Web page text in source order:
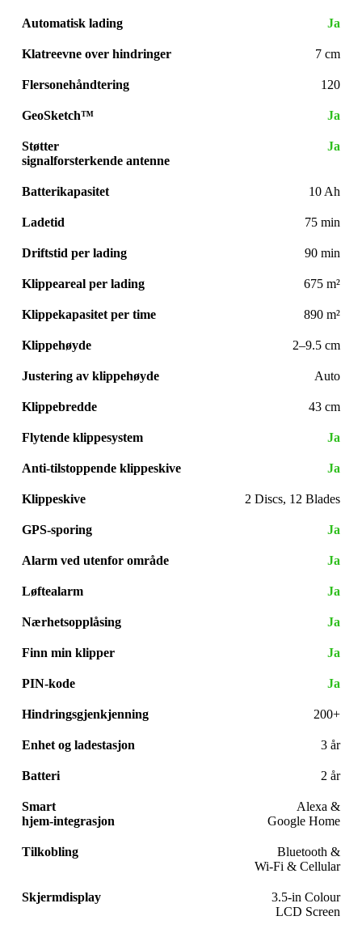
Automatisk lading Ja
Klatreevne over hindringer 7 cm
Flersonehåndtering 120
GeoSketch™ Ja
Støtter
signalforsterkende antenne
Ja
Batterikapasitet 10 Ah
Ladetid 75 min
Driftstid per lading 90 min
Klippeareal per lading 675 m²
Klippekapasitet per time 890 m²
Klippehøyde 2–9.5 cm
Justering av klippehøyde Auto
Klippebredde 43 cm
Flytende klippesystem Ja
Anti-tilstoppende klippeskive Ja
Klippeskive 2 Discs, 12 Blades
GPS-sporing Ja
Alarm ved utenfor område Ja
Løftealarm Ja
Nærhetsopplåsing Ja
Finn min klipper Ja
PIN-kode Ja
Hindringsgjenkjenning 200+
Enhet og ladestasjon 3 år
Batteri 2 år
Smart
hjem-integrasjon
Alexa &
Google Home
Tilkobling
Bluetooth &
Wi-Fi & Cellular
Skjermdisplay
3.5-in Colour
LCD Screen